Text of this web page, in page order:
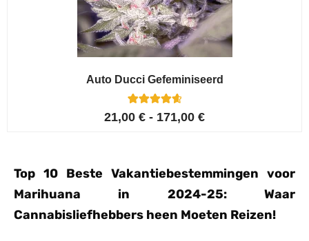
Auto Ducci Gefeminiseerd
Gewaardeerd
4.75
4
n
21,00 € - 171,00 €
Top 10 Beste Vakantiebestemmingen voor
Marihuana in 2024-25: Waar
Cannabisliefhebbers heen Moeten Reizen!